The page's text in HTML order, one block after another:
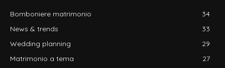
Bomboniere matrimonio
34
News & trends
33
Wedding planning
29
Matrimonio a tema
27